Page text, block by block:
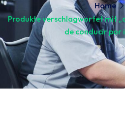
Home
Produkte verschlagwortet mit
de conducir por